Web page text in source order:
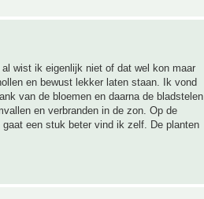
wist ik eigenlijk niet of dat wel kon maar
en bewust lekker laten staan. Ik vond
van de bloemen en daarna de bladstelen
en verbranden in de zon. Op de
een stuk beter vind ik zelf. De planten